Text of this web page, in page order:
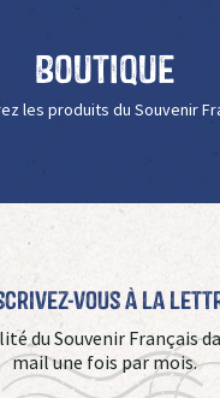
Boutique
les produits du Souvenir
vous à La
du Souvenir Français
mail une fois par mois.